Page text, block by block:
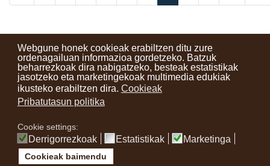
Webgune honek cookieak erabiltzen ditu zure
ordenagailuan informazioa gordetzeko. Batzuk
beharrezkoak dira nabigatzeko, besteak estatistikak
jasotzeko eta marketingekoak multimedia edukiak
ikusteko erabiltzen dira. Cookieak
Pribatutasun politika
Cookie settings:
Derrigorrezkoak Estatistikak Marketinga
Cookieak baimendu
Kontaktuak Erabilera baldintzak Lege oharra
Berriak
Zure iritzia